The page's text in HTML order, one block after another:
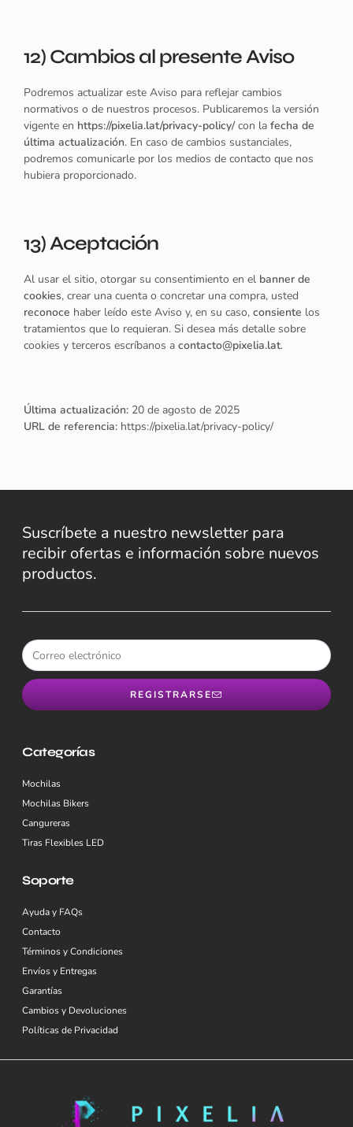
12) Cambios al presente Aviso
Podremos actualizar este Aviso para reflejar cambios
normativos o de nuestros procesos. Publicaremos la versión
vigente en https://pixelia.lat/privacy-policy/con la fecha de
última actualización. En caso de cambios sustanciales,
podremos comunicarle por los medios de contacto que nos
hubiera proporcionado.
13) Aceptación
Al usar el sitio, otorgar su consentimiento en el banner de
cookies, crear una cuenta o concretar una compra, usted
reconoce haber leído este Aviso y, en su caso, consiente los
tratamientos que lo requieran. Si desea más detalle sobre
cookies y terceros escríbanos a contacto@pixelia.lat.
Última actualización: 20 de agosto de 2025
URL de referencia: https://pixelia.lat/privacy-policy/
Suscríbete a nuestro newsletter para
recibir ofertas e información sobre nuevos
productos.
REGISTRARSE
Categorías
Mochilas
Mochilas Bikers
Cangureras
Tiras Flexibles LED
Soporte
Ayuda y FAQs
Contacto
Términos y Condiciones
Envíos y Entregas
Garantías
Cambios y Devoluciones
Políticas de Privacidad